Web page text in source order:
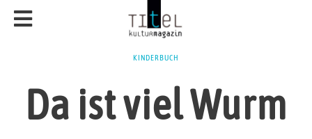
KINDERBUCH
Da ist viel Wurm